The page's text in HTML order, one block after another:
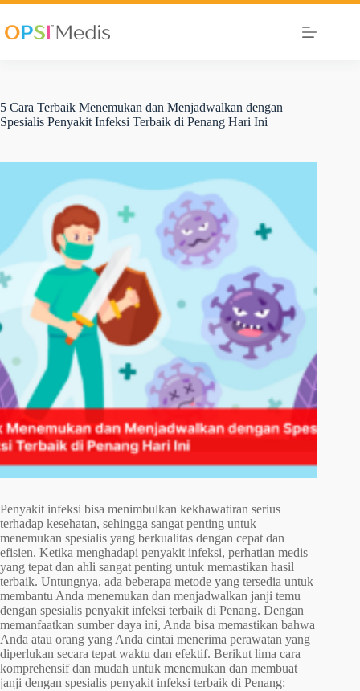
5 Cara Terbaik Menemukan dan Menjadwalkan dengan
Spesialis Penyakit Infeksi Terbaik di Penang Hari Ini
Penyakit infeksi bisa menimbulkan kekhawatiran serius
terhadap kesehatan, sehingga sangat penting untuk
menemukan spesialis yang berkualitas dengan cepat dan
efisien. Ketika menghadapi penyakit infeksi, perhatian medis
yang tepat dan ahli sangat penting untuk memastikan hasil
terbaik. Untungnya, ada beberapa metode yang tersedia untuk
membantu Anda menemukan dan menjadwalkan janji temu
dengan spesialis penyakit infeksi terbaik di Penang. Dengan
memanfaatkan sumber daya ini, Anda bisa memastikan bahwa
Anda atau orang yang Anda cintai menerima perawatan yang
diperlukan secara tepat waktu dan efektif. Berikut lima cara
komprehensif dan mudah untuk menemukan dan membuat
janji dengan spesialis penyakit infeksi terbaik di Penang: